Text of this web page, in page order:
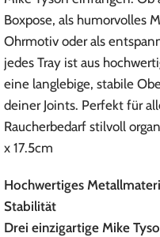
Boxpose, als humorvolles
Ohrmotiv oder als
jedes Tray ist aus
eine langlebige, stabile
deiner Joints. Perfekt für
Raucherbedarf stilvoll
x 17.5cm
Hochwertiges
Stabilität
Drei einzigartige Mike